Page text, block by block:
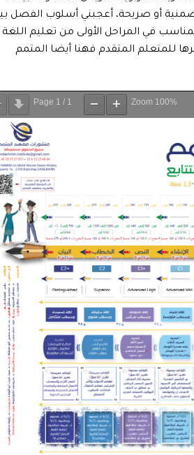
ضمنية أو صريحة، أعجبني أسلوب الفصل
في المراحل الأولى من تعليم اللغة
للمتعلم المتقدم فهنا أيضا المتمم
Page 1 / 1 Zoom 100%